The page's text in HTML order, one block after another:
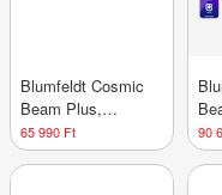
Blumfeldt Cosmic
Beam Plus,
infravörös terasz
hősugárzó, 2400 W,
65 990 Ft 90